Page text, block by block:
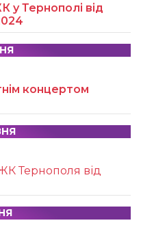
у Тернополі від
концертом
Тернополя від